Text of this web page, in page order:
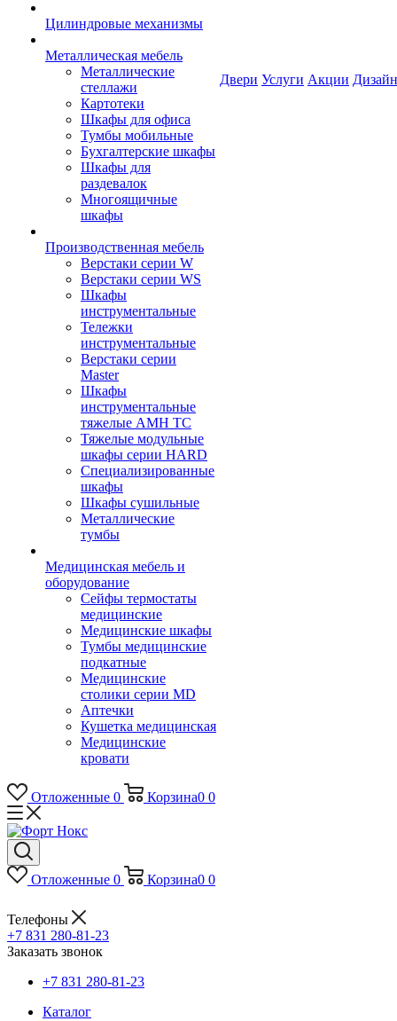
Цилиндровые механизмы
Металлическая мебель
Металлические
стеллажи
Картотеки
Шкафы для офиса
Тумбы мобильные
Бухгалтерские шкафы
Шкафы для
раздевалок
Многоящичные
шкафы
Производственная мебель
Верстаки серии W
Верстаки серии WS
Шкафы
инструментальные
Тележки
инструментальные
Верстаки серии
Master
Шкафы
инструментальные
тяжелые AMH TC
Тяжелые модульные
шкафы серии HARD
Cпециализированные
шкафы
Шкафы сушильные
Металлические
тумбы
Медицинская мебель и
оборудование
Сейфы термостаты
медицинские
Медицинские шкафы
Тумбы медицинские
подкатные
Медицинские
столики серии MD
Аптечки
Кушетка медицинская
Медицинские
кровати
Двери Услуги Акции
Отложенные 0 Корзина0 0
Отложенные 0 Корзина0 0
Телефоны
+7 831 280-81-23
Заказать звонок
+7 831 280-81-23
Каталог